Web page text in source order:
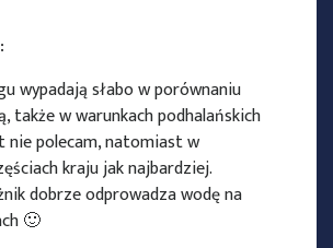
wypadają słabo w porównaniu
także w warunkach podhalańskich
nie polecam, natomiast w
kraju jak najbardziej.
dobrze odprowadza wodę na
🙂